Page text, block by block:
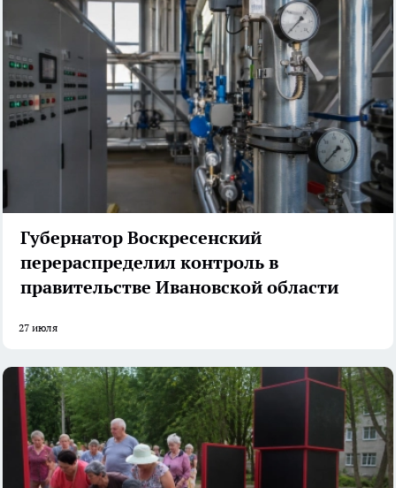
Губернатор Воскресенский
перераспределил контроль в
правительстве Ивановской области
27 июля